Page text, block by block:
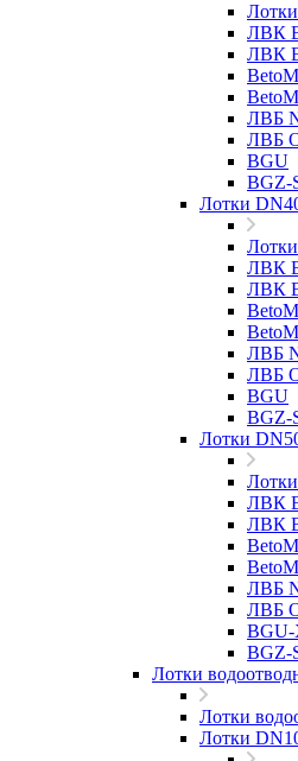
ЛВК
ЛВК
ЛВБ
ЛВБ
BGU
BGZ-
Лотки
ЛВК
ЛВК
ЛВБ
ЛВБ
BGU
BGZ-
Лотки
ЛВК
ЛВК
ЛВБ
ЛВБ
BGZ-
Лотки
Лотки
Лотки